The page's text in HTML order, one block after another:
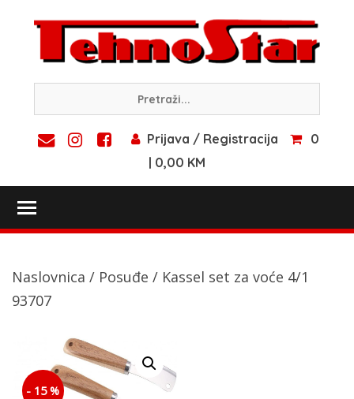
content
Prijava / Registracija
0
| 0,00 KM
Naslovnica / Posuđe / Kassel set za voće 4/1
93707
- 15 %